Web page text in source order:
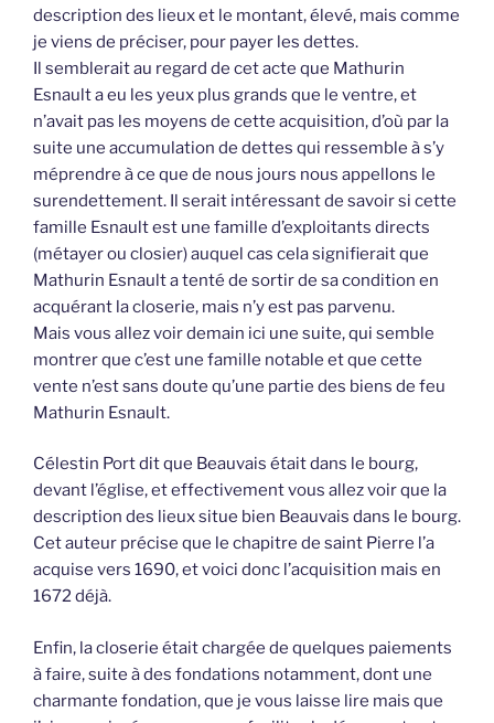
description des lieux et le montant, élevé, mais comme
je viens de préciser, pour payer les dettes.
Il semblerait au regard de cet acte que Mathurin
Esnault a eu les yeux plus grands que le ventre, et
n’avait pas les moyens de cette acquisition, d’où par la
suite une accumulation de dettes qui ressemble à s’y
méprendre à ce que de nous jours nous appellons le
surendettement. Il serait intéressant de savoir si cette
famille Esnault est une famille d’exploitants directs
(métayer ou closier) auquel cas cela signifierait que
Mathurin Esnault a tenté de sortir de sa condition en
acquérant la closerie, mais n’y est pas parvenu.
Mais vous allez voir demain ici une suite, qui semble
montrer que c’est une famille notable et que cette
vente n’est sans doute qu’une partie des biens de feu
Mathurin Esnault.
Célestin Port dit que Beauvais était dans le bourg,
devant l’église, et effectivement vous allez voir que la
description des lieux situe bien Beauvais dans le bourg.
Cet auteur précise que le chapitre de saint Pierre l’a
acquise vers 1690, et voici donc l’acquisition mais en
1672 déjà.
Enfin, la closerie était chargée de quelques paiements
à faire, suite à des fondations notamment, dont une
charmante fondation, que je vous laisse lire mais que